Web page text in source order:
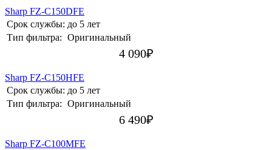
Sharp FZ-C150DFE
Срок службы: до 5 лет
Тип фильтра: Оригинальный
4 090₽
Sharp FZ-C150HFE
Срок службы: до 5 лет
Тип фильтра: Оригинальный
6 490₽
Sharp FZ-C100MFE